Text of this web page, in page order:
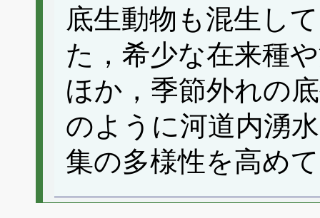
底生動物も混生し
た，希少な在来種
ほか，季節外れの
のように河道内湧
集の多様性を高め